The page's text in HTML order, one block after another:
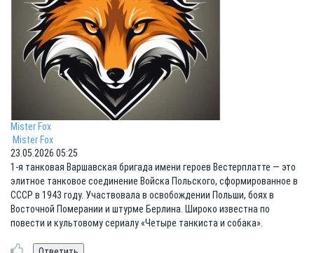
Mister Fox
Mister Fox
23.05.2026 05:25
1-я танковая Варшавская бригада имени героев Вестерплатте — это
элитное танковое соединение Войска Польского, сформированное в
СССР в 1943 году. Участвовала в освобождении Польши, боях в
Восточной Померании и штурме Берлина. Широко известна по
повести и культовому сериалу «Четыре танкиста и собака».